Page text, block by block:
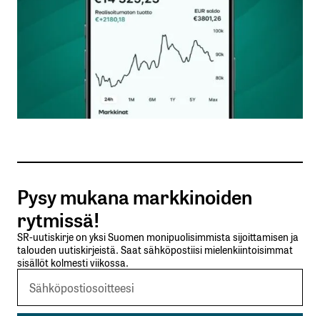
Nimesi tai nimimerkkisi
Sähköpostiosoitteesi
Tilaa SalkunRakentajan uutiskirje
Lähetä kommentti
Pysy mukana markkinoiden
rytmissä!
SR-uutiskirje on yksi Suomen monipuolisimmista sijoittamisen ja
talouden uutiskirjeistä. Saat sähköpostiisi mielenkiintoisimmat
sisällöt kolmesti viikossa.